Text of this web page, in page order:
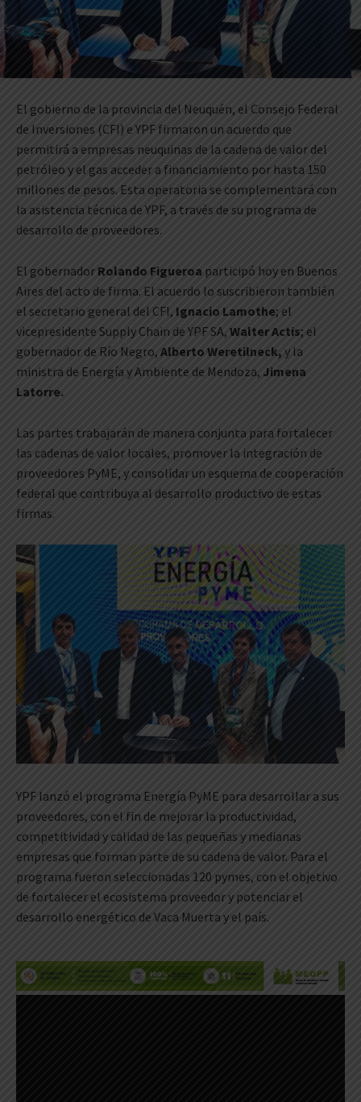
El gobierno de la provincia del Neuquén, el Consejo Federal
de Inversiones (CFI) e YPF firmaron un acuerdo que
permitirá a empresas neuquinas de la cadena de valor del
petróleo y el gas acceder a financiamiento por hasta 150
millones de pesos. Esta operatoria se complementará con
la asistencia técnica de YPF, a través de su programa de
desarrollo de proveedores.
El gobernador Rolando Figueroa participó hoy en Buenos
Aires del acto de firma. El acuerdo lo suscribieron también
el secretario general del CFI, Ignacio Lamothe; el
vicepresidente Supply Chain de YPF SA, Walter Actis; el
gobernador de Río Negro, Alberto Weretilneck, y la
ministra de Energía y Ambiente de Mendoza, Jimena
Latorre.
Las partes trabajarán de manera conjunta para fortalecer
las cadenas de valor locales, promover la integración de
proveedores PyME, y consolidar un esquema de cooperación
federal que contribuya al desarrollo productivo de estas
firmas.
YPF lanzó el programa Energía PyME para desarrollar a sus
proveedores, con el fin de mejorar la productividad,
competitividad y calidad de las pequeñas y medianas
empresas que forman parte de su cadena de valor. Para el
programa fueron seleccionadas 120 pymes, con el objetivo
de fortalecer el ecosistema proveedor y potenciar el
desarrollo energético de Vaca Muerta y el país.